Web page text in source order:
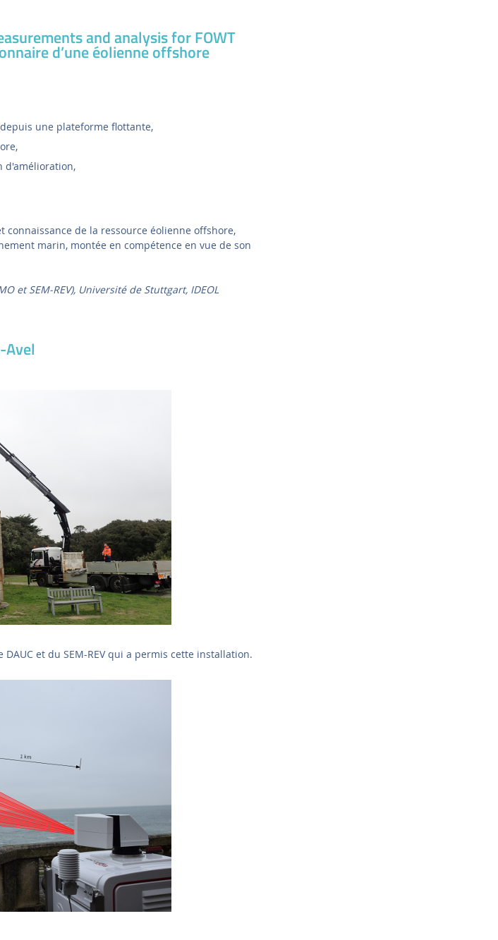
and analysis for FOWT
d’une éolienne offshore
une plateforme flottante,
d'amélioration,
connaissance de la ressource éolienne offshore,
marin, montée en compétence en vue de son
et SEM-REV), Université de Stuttgart, IDEOL
Avel
et du SEM-REV qui a permis cette installation.